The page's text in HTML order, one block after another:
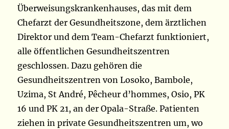
Überweisungskrankenhauses, das mit dem
Chefarzt der Gesundheitszone, dem ärztlichen
Direktor und dem Team-Chefarzt funktioniert,
alle öffentlichen Gesundheitszentren
geschlossen. Dazu gehören die
Gesundheitszentren von Losoko, Bambole,
Uzima, St André, Pêcheur d’hommes, Osio, PK
16 und PK 21, an der Opala-Straße. Patienten
ziehen in private Gesundheitszentren um, wo